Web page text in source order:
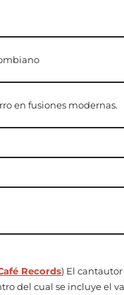
en fusiones modernas.
Records) El
del cual se incluye el